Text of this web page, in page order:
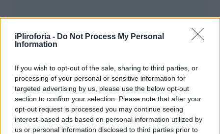
iPliroforia - Do Not Process My Personal
Information
If you wish to opt-out of the sale, sharing to third parties, or
processing of your personal or sensitive information for
targeted advertising by us, please use the below opt-out
section to confirm your selection. Please note that after your
opt-out request is processed you may continue seeing
interest-based ads based on personal information utilized by
us or personal information disclosed to third parties prior to
Φωτιά εκδηλώθηκε σε χαμηλή βλάστηση, στο
ύψος του 56ου χιλιομέτρου της εθνικής οδού
Αθηνών-Θεσσαλονίκης, στον Αυλώνα
Αττικής.